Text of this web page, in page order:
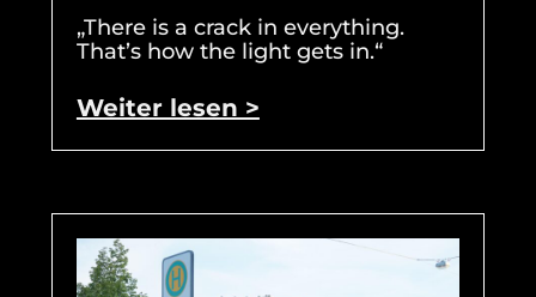
„There is a crack in everything.
That’s how the light gets in.“
Weiter lesen >